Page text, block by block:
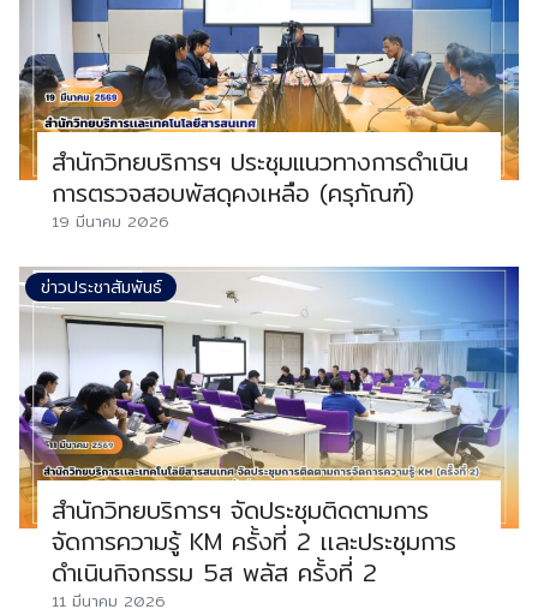
สำนักวิทยบริการฯ ประชุมแนวทางการดำเนิน
การตรวจสอบพัสดุคงเหลือ (ครุภัณฑ์)
19 มีนาคม 2026
ข่าวประชาสัมพันธ์
สำนักวิทยบริการฯ จัดประชุมติดตามการ
จัดการความรู้ KM ครั้งที่ 2 เเละประชุมการ
ดำเนินกิจกรรม 5ส พลัส ครั้งที่ 2
11 มีนาคม 2026